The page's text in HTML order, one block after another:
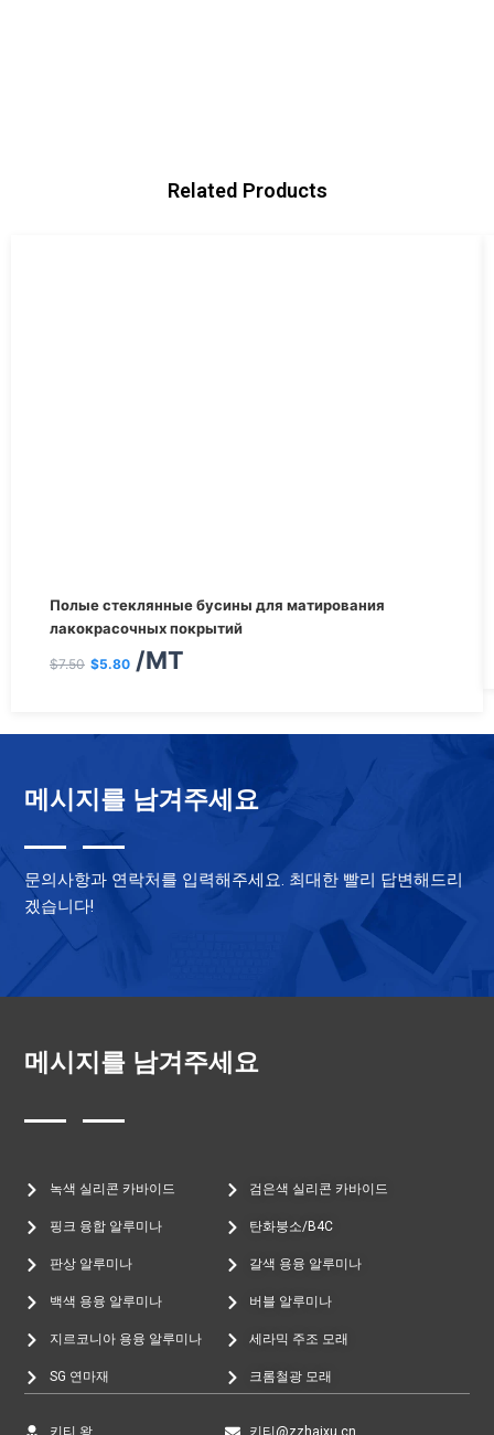
Related Products
Полые стеклянные бусины для матирования
лакокрасочных покрытий
$7.50
цена
составляла
$5.80
цена:
$5.80.
/MT
메시지를 남겨주세요
문의사항과 연락처를 입력해주세요. 최대한 빨리 답변해드리
겠습니다!
메시지를 남겨주세요
녹색 실리콘 카바이드
핑크 융합 알루미나
판상 알루미나
백색 용융 알루미나
지르코니아 용융 알루미나
SG 연마재
검은색 실리콘 카바이드
탄화붕소/B4C
갈색 용융 알루미나
버블 알루미나
세라믹 주조 모래
크롬철광 모래